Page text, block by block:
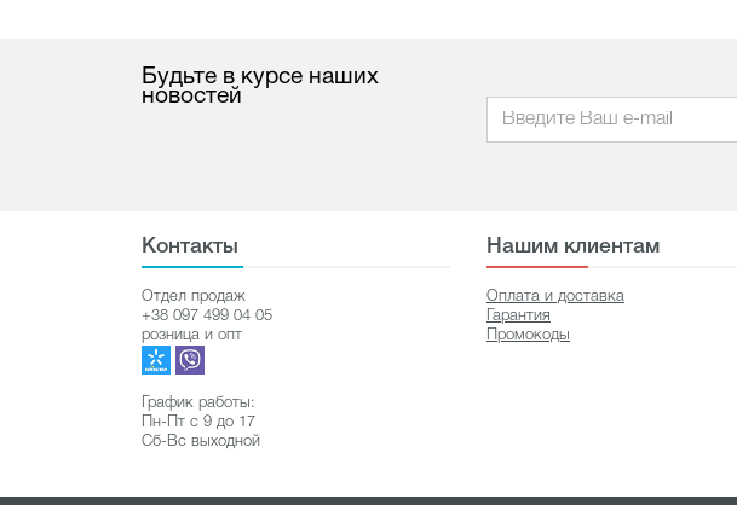
Будьте в курсе наших
новостей
Контакты
Отдел продаж
+38 097 499 04 05
розница и опт
График работы:
Пн-Пт с 9 до 17
Сб-Вс выходной
Нашим клиентам
Оплата и доставка
Гарантия
Промокоды